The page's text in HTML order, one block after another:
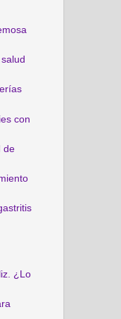
con
de
¿Lo